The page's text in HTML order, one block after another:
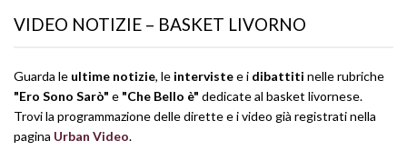
VIDEO NOTIZIE – BASKET LIVORNO
Guarda le ultime notizie, le intervistee i dibattiti nelle rubriche
"Ero Sono Sarò" e "Che Bello è" dedicate al basket livornese.
Trovi la programmazione delle dirette e i video già registrati nella
pagina Urban Video.